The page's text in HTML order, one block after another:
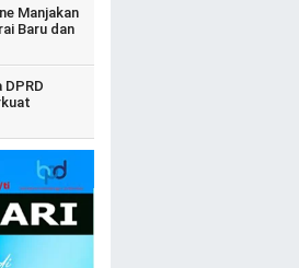
Manjakan
Baru dan
DPRD